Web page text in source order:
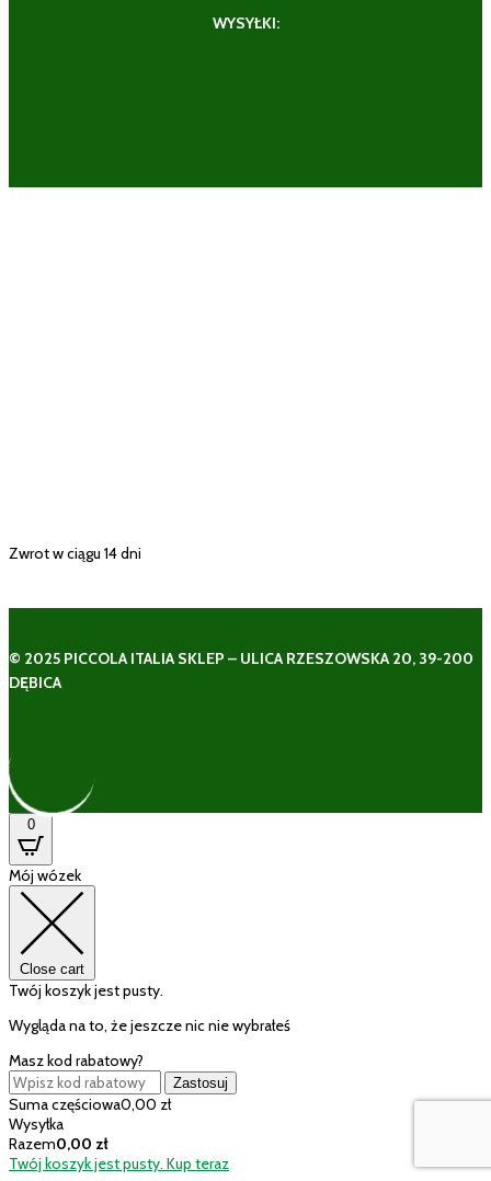
WYSYŁKI:
Zwrot w ciągu 14 dni
© 2025 PICCOLA ITALIA SKLEP – ULICA RZESZOWSKA 20, 39-200
DĘBICA
0
Mój wózek
Close cart
Twój koszyk jest pusty.
Wygląda na to, że jeszcze nic nie wybrałeś
Masz kod rabatowy?
Zastosuj
Suma częściowa0,00 zł
Wysyłka
Razem0,00 zł
Twój koszyk jest pusty. Kup teraz